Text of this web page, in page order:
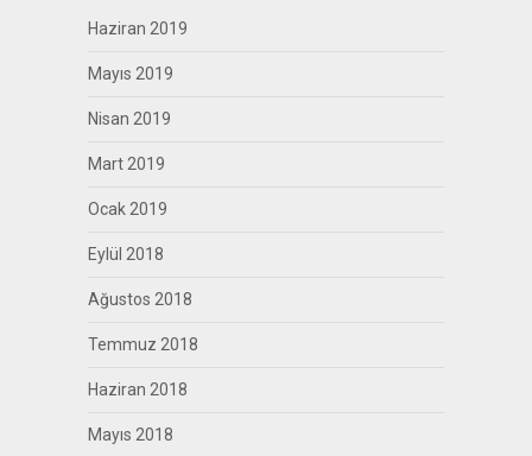
Haziran 2019
Mayıs 2019
Nisan 2019
Mart 2019
Ocak 2019
Eylül 2018
Ağustos 2018
Temmuz 2018
Haziran 2018
Mayıs 2018